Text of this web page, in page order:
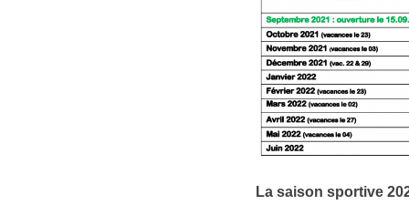
La saison sportive